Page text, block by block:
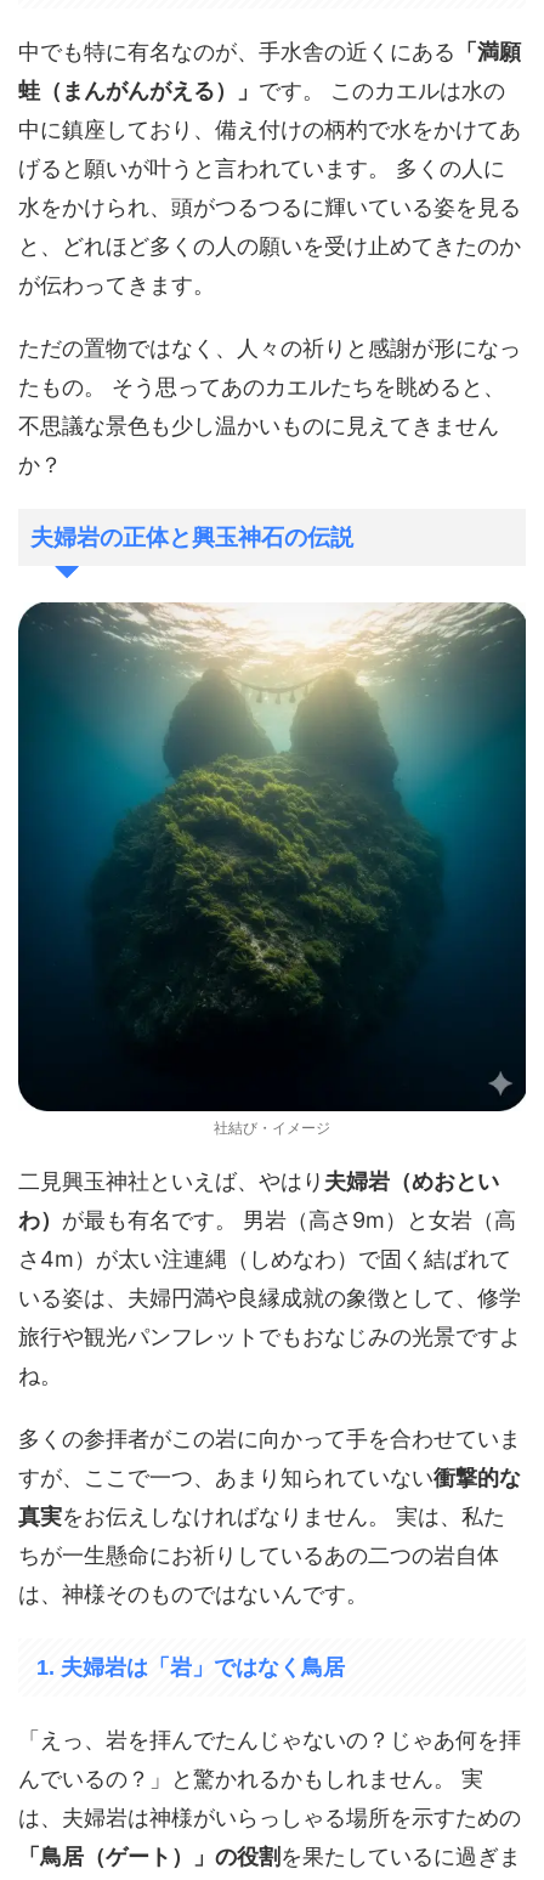
中でも特に有名なのが、手水舎の近くにある 「満願
蛙（まんがんがえる）」 です。 このカエルは水の
中に鎮座しており、備え付けの柄杓で水をかけてあ
げると願いが叶うと言われています。 多くの人に
水をかけられ、頭がつるつるに輝いている姿を見る
と、どれほど多くの人の願いを受け止めてきたのか
が伝わってきます。
ただの置物ではなく、人々の祈りと感謝が形になっ
たもの。 そう思ってあのカエルたちを眺めると、
不思議な景色も少し温かいものに見えてきません
か？
夫婦岩の正体と興玉神石の伝説
社結び・イメージ
二見興玉神社といえば、やはり 夫婦岩（めおとい
わ） が最も有名です。 男岩（高さ9m）と女岩（高
さ4m）が太い注連縄（しめなわ）で固く結ばれて
いる姿は、夫婦円満や良縁成就の象徴として、修学
旅行や観光パンフレットでもおなじみの光景ですよ
ね。
多くの参拝者がこの岩に向かって手を合わせていま
すが、ここで一つ、あまり知られていない衝撃的な
真実をお伝えしなければなりません。 実は、私た
ちが一生懸命にお祈りしているあの二つの岩自体
は、神様そのものではないんです。
1. 夫婦岩は「岩」ではなく鳥居
「えっ、岩を拝んでたんじゃないの？じゃあ何を拝
んでいるの？」と驚かれるかもしれません。 実
は、夫婦岩は神様がいらっしゃる場所を示すための
「鳥居（ゲート）」の役割 を果たしているに過ぎま